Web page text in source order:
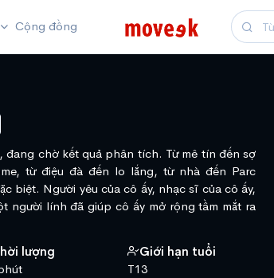
Cộng đồng
đang chờ kết quả phân tích. Từ mê tín đến sợ
từ điệu đà đến lo lắng, từ nhà đến Parc
biệt. Người yêu của cô ấy, nhạc sĩ của cô ấy,
người lính đã giúp cô ấy mở rộng tầm mắt ra
lượng
Giới hạn tuổi
T13